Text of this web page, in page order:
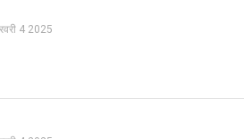
4 2025